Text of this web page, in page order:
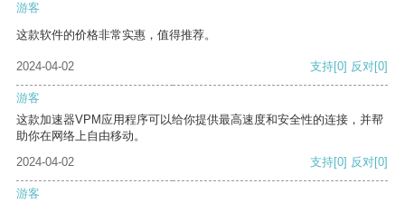
游客
这款软件的价格非常实惠，值得推荐。
2024-04-02 支持[0] 反对[0]
游客
这款加速器VPM应用程序可以给你提供最高速度和安全性的连接，并帮
助你在网络上自由移动。
2024-04-02
支持[0] 反对[0]
游客